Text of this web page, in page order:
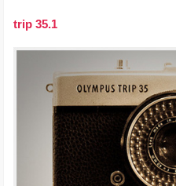
trip 35.1